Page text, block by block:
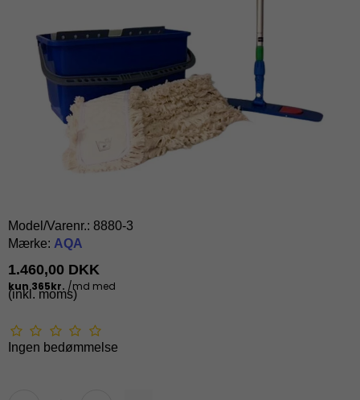
Model/Varenr.: 8880-3
Mærke: AQA
1.460,00 DKK
(inkl. moms)
Ingen bedømmelse